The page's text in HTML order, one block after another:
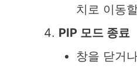
치로 이동
PIP 모드 종료
창을 닫거